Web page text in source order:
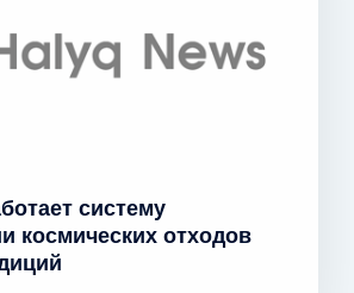
систему
космических отходов